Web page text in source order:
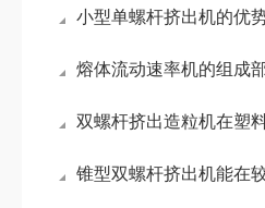
小型单螺杆挤出机的优势体现在
熔体流动速率机的组成部分
双螺杆挤出造粒机在塑料生产过
锥型双螺杆挤出机能在较短时间内将不同性质